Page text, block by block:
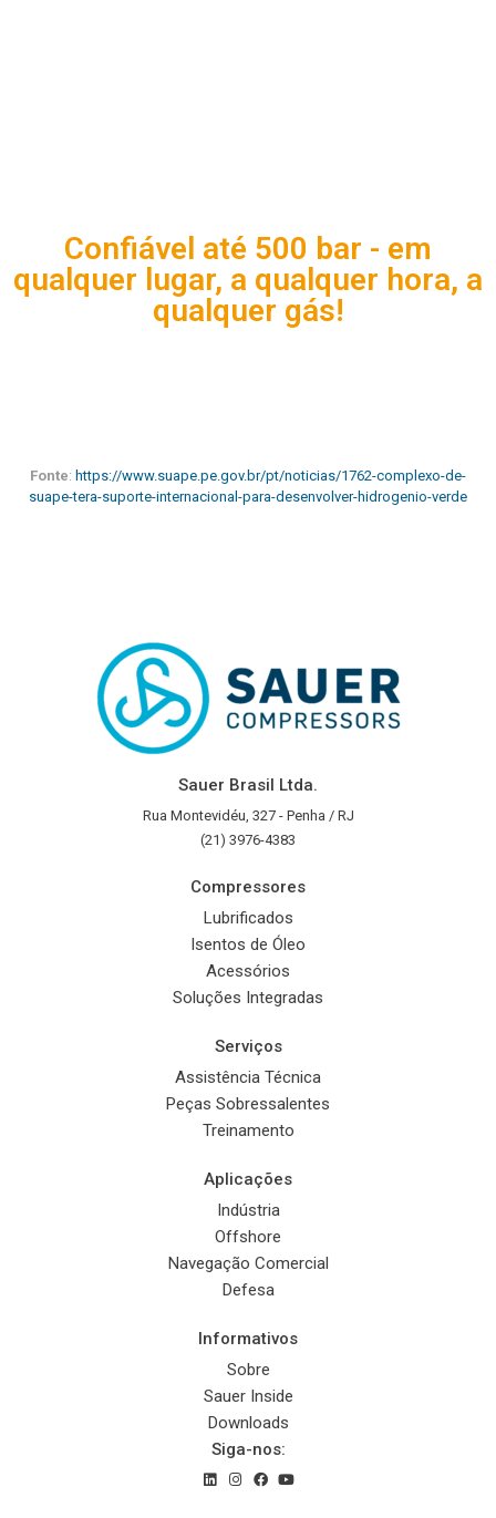
Confiável até 500 bar - em
qualquer lugar, a qualquer hora, a
qualquer gás!
Fonte: https://www.suape.pe.gov.br/pt/noticias/1762-complexo-de-
suape-tera-suporte-internacional-para-desenvolver-hidrogenio-verde
Sauer Brasil Ltda.
Rua Montevidéu, 327 - Penha / RJ
(21) 3976-4383
Compressores
Lubrificados
Isentos de Óleo
Acessórios
Soluções Integradas
Serviços
Assistência Técnica
Peças Sobressalentes
Treinamento
Aplicações
Indústria
Offshore
Navegação Comercial
Defesa
Informativos
Sobre
Sauer Inside
Downloads
Siga-nos: